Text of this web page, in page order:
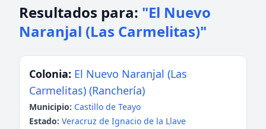
Resultados para: "El Nuevo
Naranjal (Las Carmelitas)"
Colonia: El Nuevo Naranjal (Las
Carmelitas) (Ranchería)
Municipio: Castillo de Teayo
Estado: Veracruz de Ignacio de la Llave